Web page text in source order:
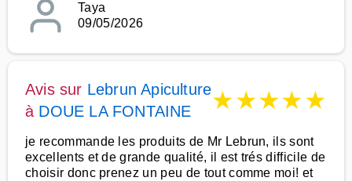
Taya
09/05/2026
Avis sur Lebrun Apiculture
à DOUE LA FONTAINE ★★★★★
je recommande les produits de Mr Lebrun, ils sont
excellents et de grande qualité, il est trés difficile de
choisir donc prenez un peu de tout comme moi! et